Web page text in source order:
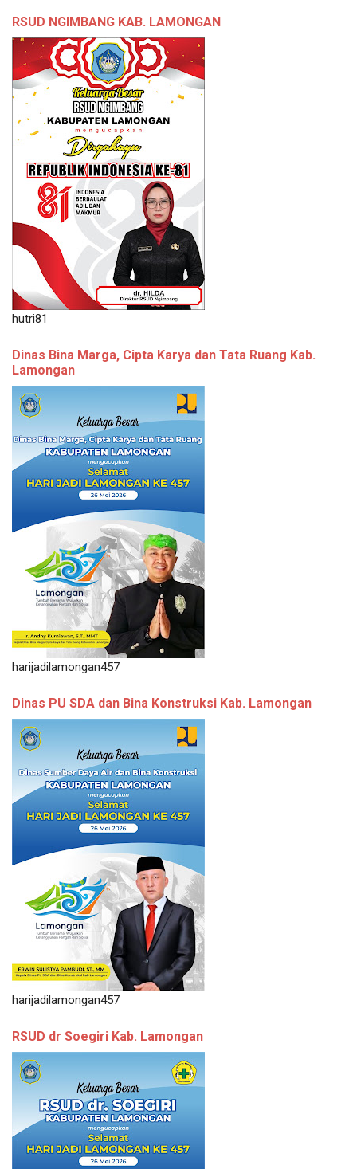
RSUD NGIMBANG KAB. LAMONGAN
hutri81
Dinas Bina Marga, Cipta Karya dan Tata Ruang Kab.
Lamongan
harijadilamongan457
Dinas PU SDA dan Bina Konstruksi Kab. Lamongan
harijadilamongan457
RSUD dr Soegiri Kab. Lamongan